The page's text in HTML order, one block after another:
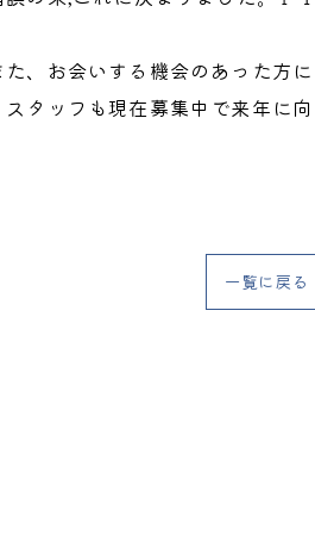
、お会いする機会のあった方
タッフも現在募集中で来年に
一覧に戻る